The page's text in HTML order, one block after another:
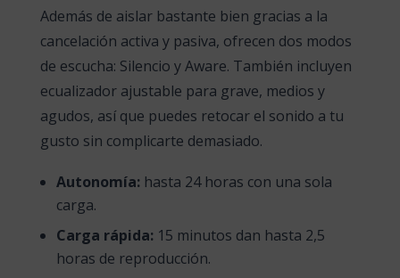
Además de aislar bastante bien gracias a la
cancelación activa y pasiva, ofrecen dos modos
de escucha: Silencio y Aware. También incluyen
ecualizador ajustable para grave, medios y
agudos, así que puedes retocar el sonido a tu
gusto sin complicarte demasiado.
Autonomía: hasta 24 horas con una sola
carga.
Carga rápida: 15 minutos dan hasta 2,5
horas de reproducción.